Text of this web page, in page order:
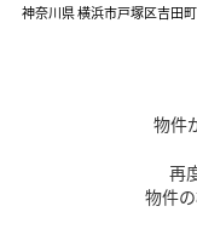
神奈川県 横浜市戸塚区吉田
物件
再
物件